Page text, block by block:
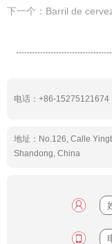
下一个：Barril de
电话：+86-15275121674
地址：No.126, Calle
Shandong, China